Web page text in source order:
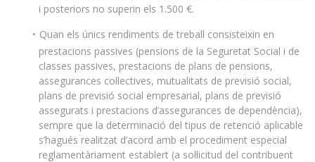
i posteriors no superin els 1.500 €.
Quan els únics rendiments de treball consisteixin en
prestacions passives (pensions de la Seguretat Social i de
classes passives, prestacions de plans de pensions,
assegurances col·lectives, mutualitats de previsió social,
plans de previsió social empresarial, plans de previsió
assegurats i prestacions d’assegurances de dependència),
sempre que la determinació del tipus de retenció aplicable
s’hagués realitzat d’acord amb el procediment especial
reglamentàriament establert (a sol·licitud del contribuent